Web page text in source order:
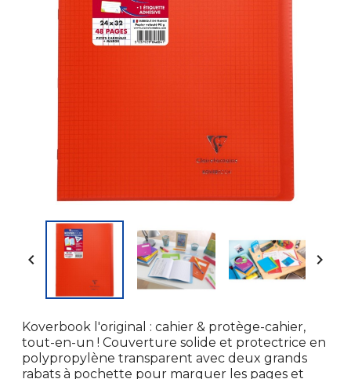
 
Koverbook l'original : cahier & protège-cahier,
tout-en-un ! Couverture solide et protectrice en
polypropylène transparent avec deux grands
rabats à pochette pour marquer les pages et